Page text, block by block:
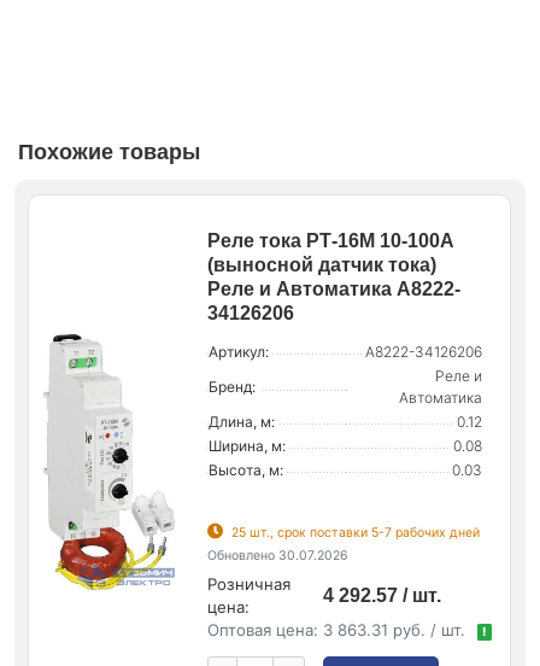
Похожие товары
Реле тока РТ-16М 10-100А
(выносной датчик тока)
Реле и Автоматика A8222-
34126206
Артикул:
A8222-34126206
Бренд:
Реле и
Автоматика
Длина, м:
0.12
Ширина, м:
0.08
Высота, м:
0.03
25 шт., срок поставки 5-7 рабочих дней
Обновлено 30.07.2026
Розничная
цена:
4 292.57 / шт.
Оптовая цена: 3 863.31 руб. / шт. !